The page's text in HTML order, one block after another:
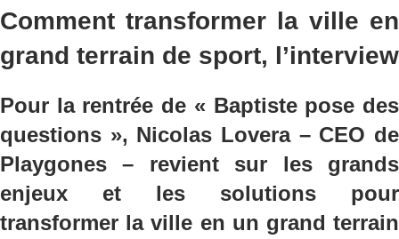
Comment transformer la ville en
grand terrain de sport, l’interview
Pour la rentrée de « Baptiste pose des
questions », Nicolas Lovera – CEO de
Playgones – revient sur les grands
enjeux et les solutions pour
transformer la ville en un grand terrain